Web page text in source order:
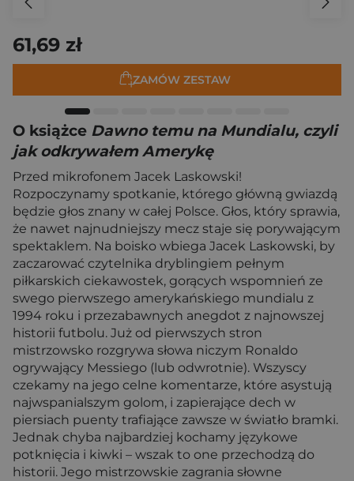
61,69 zł
ZAMÓW ZESTAW
O książce Dawno temu na Mundialu, czyli
jak odkrywałem Amerykę
Przed mikrofonem Jacek Laskowski!
Rozpoczynamy spotkanie, którego główną gwiazdą
będzie głos znany w całej Polsce. Głos, który sprawia,
że nawet najnudniejszy mecz staje się porywającym
spektaklem. Na boisko wbiega Jacek Laskowski, by
zaczarować czytelnika dryblingiem pełnym
piłkarskich ciekawostek, gorących wspomnień ze
swego pierwszego amerykańskiego mundialu z
1994 roku i przezabawnych anegdot z najnowszej
historii futbolu. Już od pierwszych stron
mistrzowsko rozgrywa słowa niczym Ronaldo
ogrywający Messiego (lub odwrotnie). Wszyscy
czekamy na jego celne komentarze, które asystują
najwspanialszym golom, i zapierające dech w
piersiach puenty trafiające zawsze w światło bramki.
Jednak chyba najbardziej kochamy językowe
potknięcia i kiwki – wszak to one przechodzą do
historii. Jego mistrzowskie zagrania słowne